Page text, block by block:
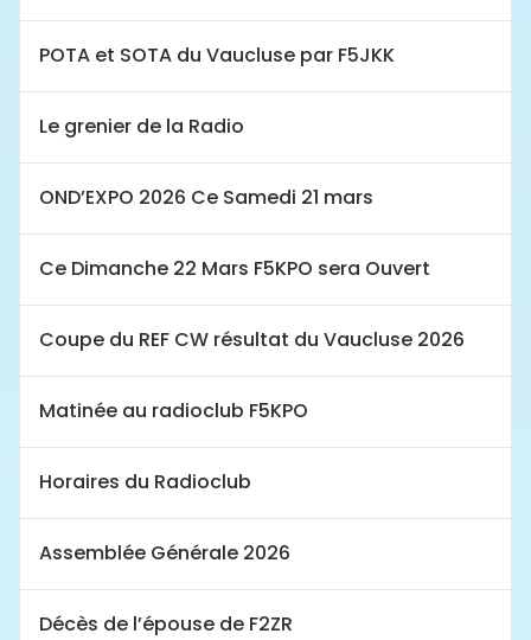
POTA et SOTA du Vaucluse par F5JKK
Le grenier de la Radio
OND’EXPO 2026 Ce Samedi 21 mars
Ce Dimanche 22 Mars F5KPO sera Ouvert
Coupe du REF CW résultat du Vaucluse 2026
Matinée au radioclub F5KPO
Horaires du Radioclub
Assemblée Générale 2026
Décès de l’épouse de F2ZR